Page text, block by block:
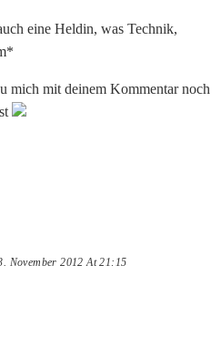
eine Heldin, was Technik,
mich mit deinem Kommentar noch
November 2012 At 21:15